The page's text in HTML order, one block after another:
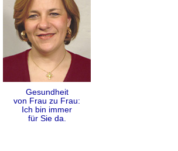
Gesundheit
von Frau zu Frau:
Ich bin immer
für Sie da.